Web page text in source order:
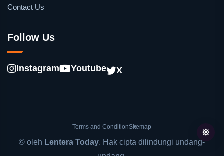
Contact Us
Follow Us
Instagram Youtube X
Terms and ConditionSitemap
© oleh Lentera Today. Hak cipta dilindungi undang-